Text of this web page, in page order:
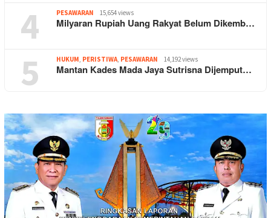
4 PESAWARAN 15,654 views
Milyaran Rupiah Uang Rakyat Belum Dikemb…
5 HUKUM, PERISTIWA, PESAWARAN 14,192 views
Mantan Kades Mada Jaya Sutrisna Dijemput…